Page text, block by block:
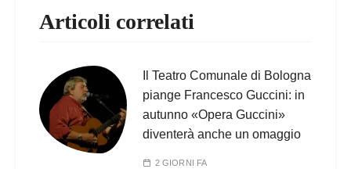
Articoli correlati
Il Teatro Comunale di Bologna
piange Francesco Guccini: in
autunno «Opera Guccini»
diventerà anche un omaggio
2 GIORNI FA